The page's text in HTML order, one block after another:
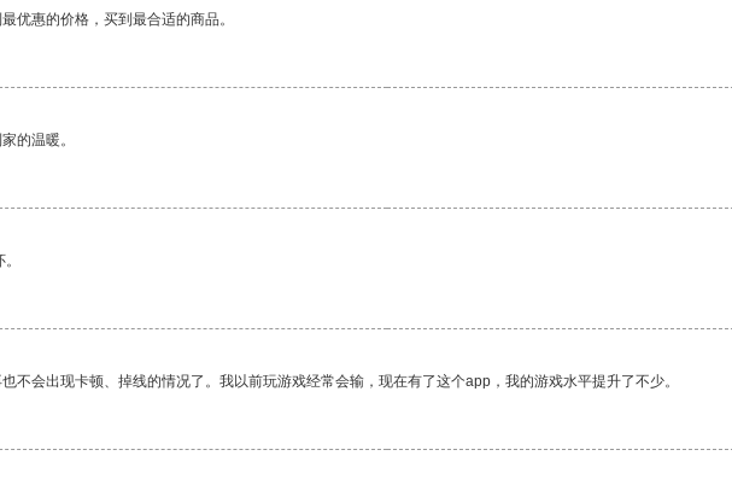
优惠的价格，买到最合适的商品。
的温暖。
不会出现卡顿、掉线的情况了。我以前玩游戏经常会输，现在有了这个app，我的游戏水平提升了不少。